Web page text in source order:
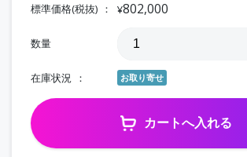
標準価格(税抜) ¥802,000
数量
在庫状況 お取り寄せ
カートへ入れる